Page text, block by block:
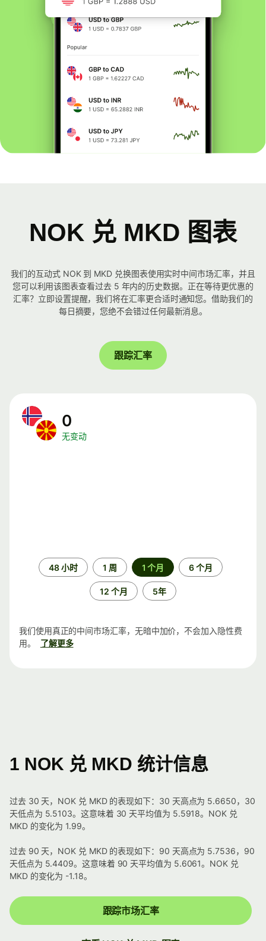
NOK 兑 MKD 图表
我们的互动式 NOK 到 MKD 兑换图表使用实时中间市场汇率，并且
您可以利用该图表查看过去 5 年内的历史数据。正在等待更优惠的
汇率？立即设置提醒，我们将在汇率更合适时通知您。借助我们的
每日摘要，您绝不会错过任何最新消息。
跟踪汇率
0
无变动
48 小时 1 周 1 个月 6 个月
12 个月 5年
我们使用真正的中间市场汇率，无暗中加价，不会加入隐性费
用。
了解更多
1 NOK 兑 MKD 统计信息
过去 30 天，NOK 兑 MKD 的表现如下：30 天高点为 5.6650，30
天低点为 5.5103。这意味着 30 天平均值为 5.5918。NOK 兑
MKD 的变化为 1.99。
过去 90 天，NOK 兑 MKD 的表现如下：90 天高点为 5.7536，90
天低点为 5.4409。这意味着 90 天平均值为 5.6061。NOK 兑
MKD 的变化为 -1.18。
跟踪市场汇率